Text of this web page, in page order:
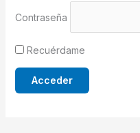
Contraseña
Recuérdame